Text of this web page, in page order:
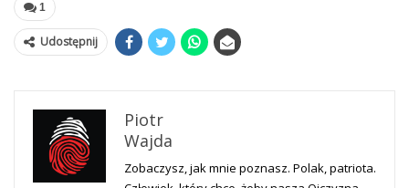
1
Udostępnij
Piotr
Wajda
Zobaczysz, jak mnie poznasz. Polak, patriota.